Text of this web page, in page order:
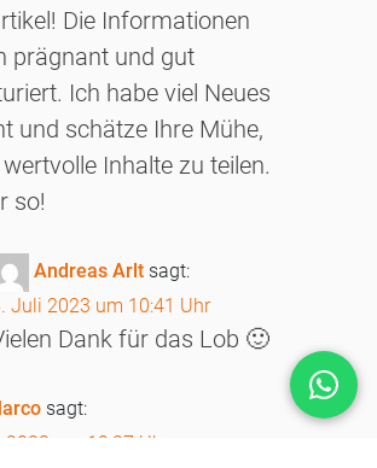
Die Informationen
prägnant und gut
Ich habe viel Neues
und schätze Ihre Mühe,
Inhalte zu teilen.
so!
Andreas Arlt sagt:
Juli 2023 um 10:41 Uhr
Dank für das Lob 🙂
sagt:
um 19:27 Uhr